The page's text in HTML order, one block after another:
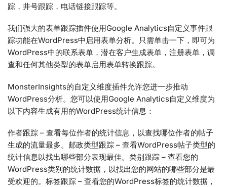
踪，井号跟踪，电话链接跟踪等。
我们强大的表单跟踪插件使用Google Analytics自定义事件跟
踪功能在WordPress中启用表单分析。只需单击一下，即可为
WordPress中的联系表单，潜在客户生成表单，注册表单，调
查和任何其他类型的表单启用表单转换跟踪。
MonsterInsights的自定义维度插件允许您进一步推动
WordPress分析。您可以使用Google Analytics自定义维度为
以下内容生成有用的WordPress统计信息：
作者跟踪 – 查看每位作者的统计信息，以查找哪位作者的帖子
生成的流量最多。邮政类型跟踪 – 查看WordPress帖子类型的
统计信息以找出哪些部分表现最佳。类别跟踪 – 查看您的
WordPress类别的统计数据，以找出您的网站的哪些部分是最
受欢迎的。标签跟踪 – 查看您的WordPress标签的统计数据，